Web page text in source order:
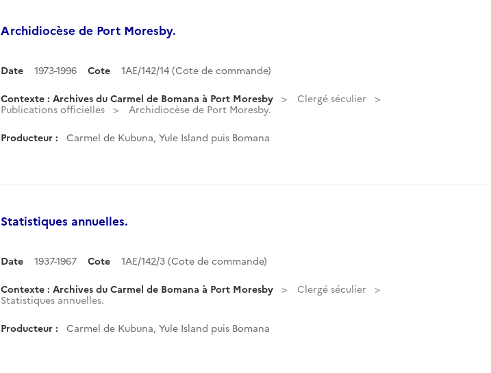
Archidiocèse de Port Moresby.
Date 1973-1996 Cote 1AE/142/14 (Cote de commande)
Contexte : Archives du Carmel de Bomana à Port Moresby
Clergé séculier
Publications officielles
Archidiocèse de Port Moresby.
Producteur : Carmel de Kubuna, Yule Island puis Bomana
Statistiques annuelles.
Date 1937-1967 Cote 1AE/142/3 (Cote de commande)
Contexte : Archives du Carmel de Bomana à Port Moresby
Clergé séculier
Statistiques annuelles.
Producteur : Carmel de Kubuna, Yule Island puis Bomana